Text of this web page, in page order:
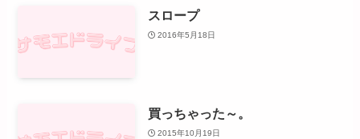
スロープ
2016年5月18日
買っちゃった～。
2015年10月19日